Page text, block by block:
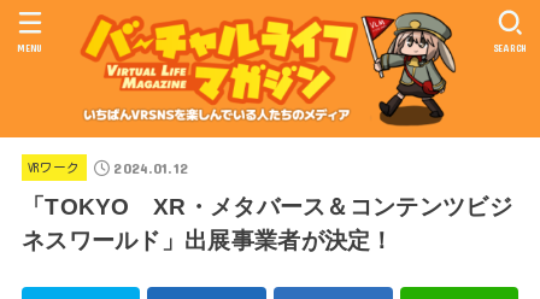
SEARCH
MENU
VRワーク 2024.01.12
「TOKYO XR・メタバース＆コンテンツビジ
ネスワールド」出展事業者が決定！